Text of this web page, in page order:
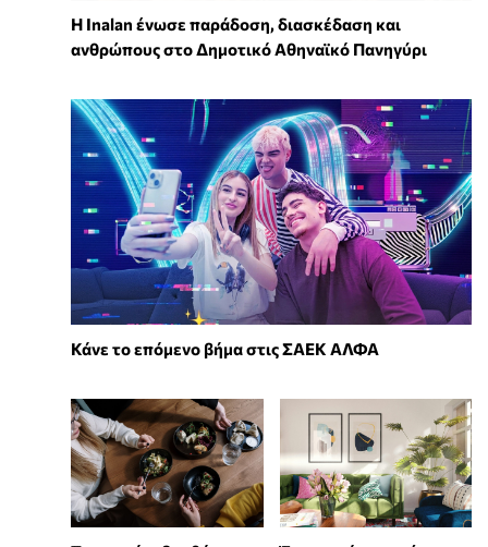
Η Inalan ένωσε παράδοση, διασκέδαση και
ανθρώπους στο Δημοτικό Αθηναϊκό Πανηγύρι
Κάνε το επόμενο βήμα στις ΣΑΕΚ ΑΛΦΑ